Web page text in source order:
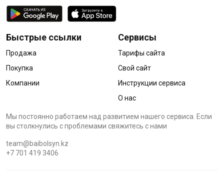
Быстрые ссылки
Продажа
Покупка
Компании
Сервисы
Тарифы сайта
Свой сайт
Инструкции сервиса
О нас
Мы постоянно работаем над развитием нашего сервиса. Если
вы столкнулись с проблемами cвяжитесь с нами
team@baibolsyn.kz
+7 701 419 3406